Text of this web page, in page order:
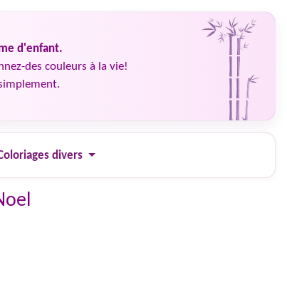
d'enfant.
des couleurs à la vie!
divers